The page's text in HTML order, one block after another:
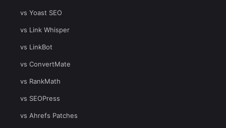
vs Yoast SEO
vs Link Whisper
vs LinkBot
vs ConvertMate
vs RankMath
vs SEOPress
vs Ahrefs Patches